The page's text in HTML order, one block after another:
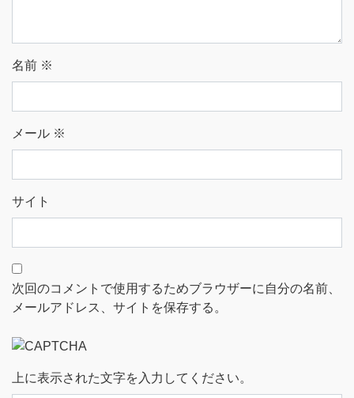
名前 ※
メール ※
サイト
次回のコメントで使用するためブラウザーに自分の名前、
メールアドレス、サイトを保存する。
上に表示された文字を入力してください。